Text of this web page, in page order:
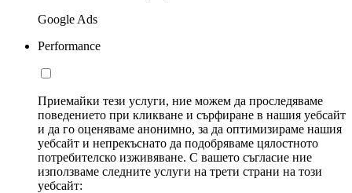
Google Ads
Performance
Приемайки тези услуги, ние можем да проследяваме
поведението при кликване и сърфиране в нашия уебсайт
и да го оценяваме анонимно, за да оптимизираме нашия
уебсайт и непрекъснато да подобряваме цялостното
потребителско изживяване. С вашето съгласие ние
използваме следните услуги на трети страни на този
уебсайт: